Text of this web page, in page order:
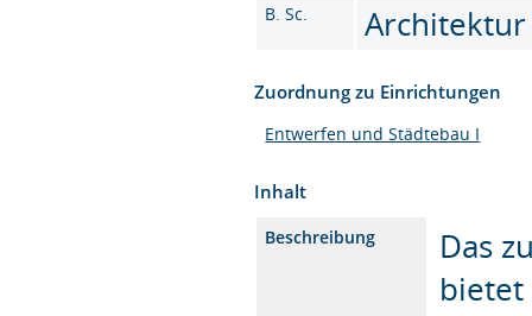
B. Sc. Architektur
Zuordnung zu Einrichtungen
Entwerfen und Städtebau I
Inhalt
Beschreibung
Das
bietet